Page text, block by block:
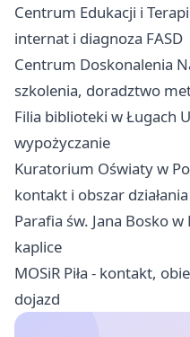
Centrum Edukacji i
internat i diagnoza FASD
Centrum Doskonalenia
szkolenia, doradztwo
Filia biblioteki w Ługach
wypożyczanie
Kuratorium Oświaty w
kontakt i obszar działania
Parafia św. Jana Bosko
kaplice
MOSiR Piła - kontakt,
dojazd